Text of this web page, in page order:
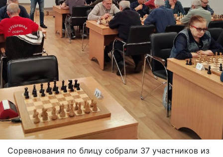
Соревнования по блицу собрали 37 участников из